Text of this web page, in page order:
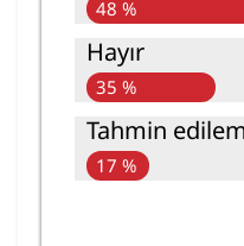
48 %
Hayır
35 %
Tahmin
17 %